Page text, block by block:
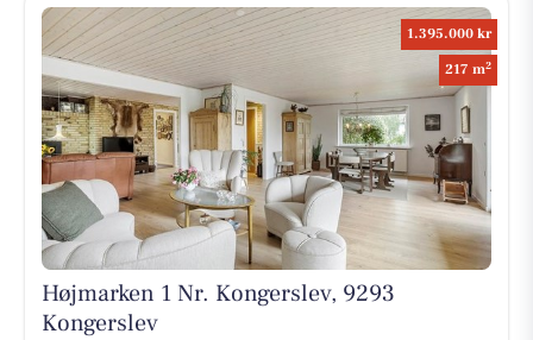
1.395.000 kr
217 m2
Højmarken 1 Nr. Kongerslev, 9293
Kongerslev